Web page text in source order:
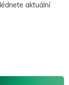
aktuální